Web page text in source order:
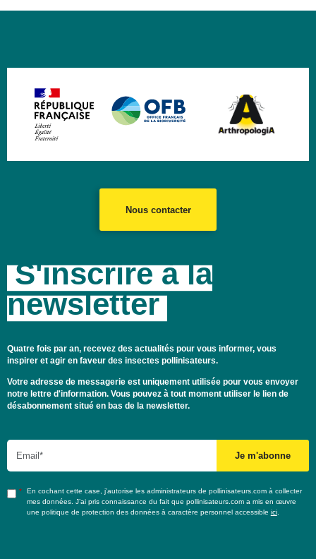
Nous contacter
S'inscrire à la
newsletter
Quatre fois par an, recevez des actualités pour vous informer, vous
inspirer et agir en faveur des insectes pollinisateurs.
Votre adresse de messagerie est uniquement utilisée pour vous envoyer
notre lettre d'information. Vous pouvez à tout moment utiliser le lien de
désabonnement situé en bas de la newsletter.
Email
En cochant cette case, j’autorise les administrateurs de pollinisateurs.com à collecter
mes données. J’ai pris connaissance du fait que pollinisateurs.com a mis en œuvre
une politique de protection des données à caractère personnel accessible ici.